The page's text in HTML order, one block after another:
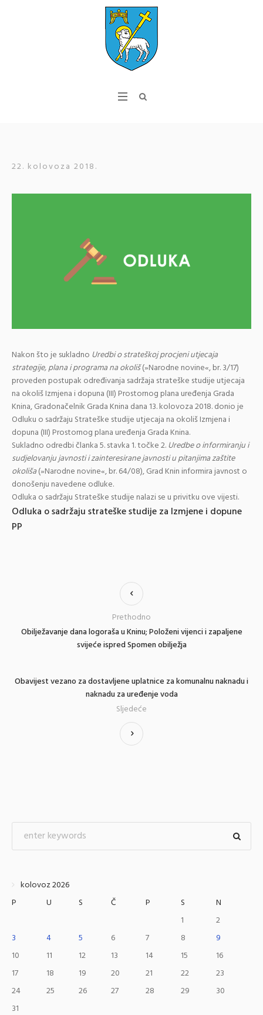
22. kolovoza 2018.
Nakon što je sukladno Uredbi o strateškoj procjeni utjecaja
strategije, plana i programa na okoliš(»Narodne novine«, br. 3/17)
proveden postupak određivanja sadržaja strateške studije utjecaja
na okoliš Izmjena i dopuna (III) Prostornog plana uređenja Grada
Knina, Gradonačelnik Grada Knina dana 13. kolovoza 2018. donio je
Odluku o sadržaju Strateške studije utjecaja na okoliš Izmjena i
dopuna (III) Prostornog plana uređenja Grada Knina.
Sukladno odredbi članka 5. stavka 1. točke 2.Uredbe o informiranju i
sudjelovanju javnosti i zainteresirane javnosti u pitanjima zaštite
okoliša(»Narodne novine«, br. 64/08), Grad Knin informira javnost o
donošenju navedene odluke.
Odluka o sadržaju Strateške studije nalazi se u privitku ove vijesti.
Odluka o sadržaju strateške studije za Izmjene i dopune
PP
Obilježavanje dana logoraša u Kninu; Položeni vijenci i zapaljene
svijeće ispred Spomen obilježja
Prethodno
Obavijest vezano za dostavljene uplatnice za komunalnu naknadu i
naknadu za uređenje voda
Sljedeće
kolovoz 2026
P
U S Č P S
N
1
2
3
4 5 6 7 8
9
10
11 12 13 14 15
16
17
18 19 20 21 22
23
24
25 26 27 28 29
30
31